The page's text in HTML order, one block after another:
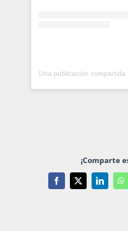
¡Comparte
Facebook
X LinkedIn